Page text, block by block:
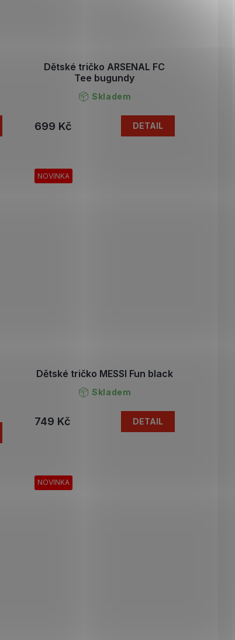
Dětské tričko ARSENAL FC
Tee bugundy
Skladem
699 Kč DETAIL
NOVINKA
Dětské tričko MESSI Fun black
Skladem
749 Kč DETAIL
NOVINKA